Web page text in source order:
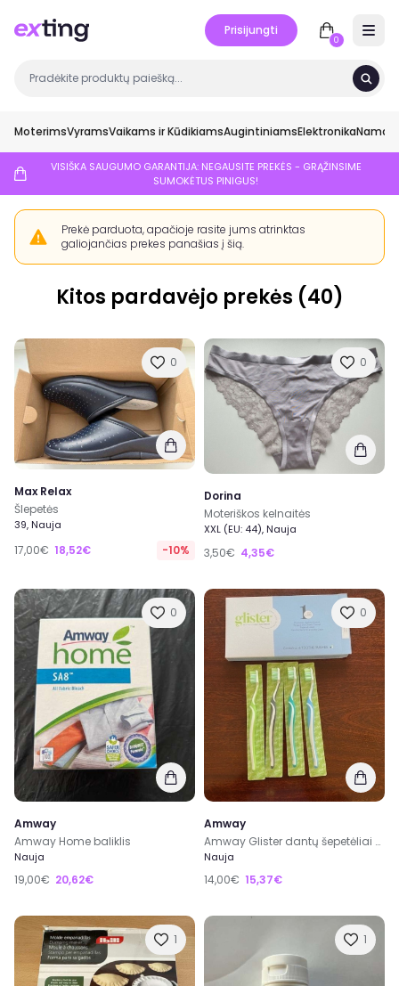
Prisijungti
0
MoterimsVyramsVaikams ir KūdikiamsAugintiniamsElektronikaNamai
VISIŠKA SAUGUMO GARANTIJA: NEGAUSITE PREKĖS - GRĄŽINSIME
SUMOKĖTUS PINIGUS!
Prekė parduota, apačioje rasite jums atrinktas
galiojančias prekes panašias į šią.
Kitos pardavėjo prekės (40)
0
Max Relax
Šlepetės
39, Nauja
17,00€ 18,52€ -10%
0
Dorina
Moteriškos kelnaitės
XXL (EU: 44), Nauja
3,50€ 4,35€
0
Amway
Amway Home baliklis
Nauja
19,00€ 20,62€
0
Amway
Amway Glister dantų šepetėliai suaugusiems minkšti
Nauja
14,00€ 15,37€
1 1